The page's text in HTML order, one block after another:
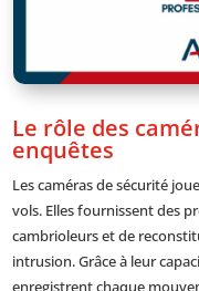
Le rôle des
enquêtes
Les caméras de sécurité
vols. Elles fournissent des
cambrioleurs et de
intrusion. Grâce à leur
enregistrent chaque